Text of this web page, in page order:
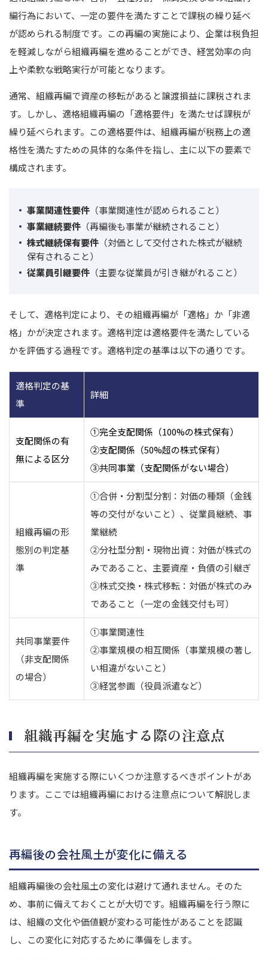
編行為において、一定の要件を満たすことで課税の繰り延べ
が認められる制度です。 この再編の実施により、企業は税負担
を軽減しながら組織再編を進めることができ、経営効率の向
上や柔軟な戦略実行が可能となります。
通常、組織再編で資産の移転があると譲渡損益に課税されま
す。 しかし、適格組織再編の「適格要件」を満たせば課税が
繰り延べられます。 この適格要件は、組織再編が税務上の適
格性を満たすための具体的な条件を指し、 主に以下の要素で
構成されます。
事業関連性要件 （事業関連性が認められること）
事業継続要件 （再編後も事業が継続されること）
株式継続保有要件 （対価として交付された株式が継続
保有されること）
従業員引継要件 （主要な従業員が引き継がれること）
そして、適格判定により、その組織再編が「適格」か「非適
格」かが決定されます。適格判定は適格要件を満たしている
かを評価する過程です。 適格判定の基準は以下の通りです。
適格判定の基
準
詳細
支配関係の有
無による区分
①完全支配関係 （100%の株式保有）
②支配関係 （50%超の株式保有）
③共同事業 （支配関係がない場合）
組織再編の形
態別の判定基
準
①合併・分割型分割： 対価の種類（金銭
等の交付がないこと）、従業員継続、事
業継続
②分社型分割・現物出資： 対価が株式の
みであること、主要資産・負債の引継ぎ
③株式交換・株式移転： 対価が株式のみ
であること （一定の金銭交付も可）
共同事業要件
（非支配関係
の場合）
①事業関連性
②事業規模の相互関係 （事業規模の著し
い相違がないこと）
③経営参画 （役員派遣など）
組織再編を実施する際の注意点
組織再編を実施する際にいくつか注意するべきポイントがあ
ります。 ここでは組織再編における注意点について解説しま
す。
再編後の会社風土が変化に備える
組織再編後の会社風土の変化は避けて通れません。そのた
め、事前に備えておくことが大切です。 組織再編を行う際に
は、組織の文化や価値観が変わる可能性があることを認識
し、この変化に対応するために準備をします。